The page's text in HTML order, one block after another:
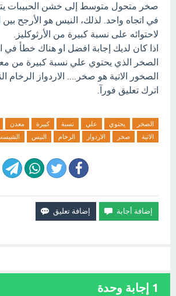
صخر متحول متوسط إلى خشن الحبيبات
في اتجاه واحد. لذلك، النيس هو الأرجح بين
لاحتوائه على نسبة كبيرة من الأرثوكليز.
اذا كان لديك إجابة افضل او هناك خطأ في
الصخر الذي يحتوي علي نسبة كبيرة من
الصخور الاتية هو صخر.... الاردواز
اترك تعليق فورآ.
الصخر يحتوي علي نسبة كبيرة معدن
الاتية
صخر الاردواز الرخام النيس
1 إجابة وحدة